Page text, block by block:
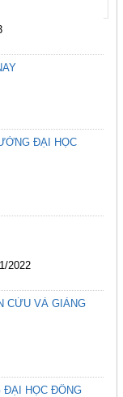
ĐẠI HỌC
2022
CỨU VÀ GIẢNG
ĐẠI HỌC ĐỒNG